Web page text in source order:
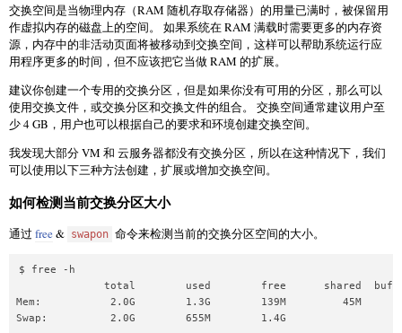
交换空间是当物理内存（RAM 随机存取存储器）的用量已满时，被保留用
作虚拟内存的磁盘上的空间。 如果系统在 RAM 满载时需要更多的内存资
源，内存中的非活动页面将被移动到交换空间，这样可以帮助系统运行应
用程序更多的时间，但不应该把它当做 RAM 的扩展。
建议你创建一个专用的交换分区，但是如果你没有可用的分区，那么可以
使用交换文件，或交换分区和交换文件的组合。 交换空间通常建议用户至
少 4 GB，用户也可以根据自己的要求和环境创建交换空间。
我发现大部分 VM 和 云服务器都没有交换分区，所以在这种情况下，我们
可以使用以下三种方法创建，扩展或增加交换空间。
如何检测当前交换分区大小
通过free& swapon 命令来检测当前的交换分区空间的大小。
$ free -h
total        used        free      shared
Mem:           2.0G        1.3G        139M         45M
Swap:          2.0G        655M        1.4G